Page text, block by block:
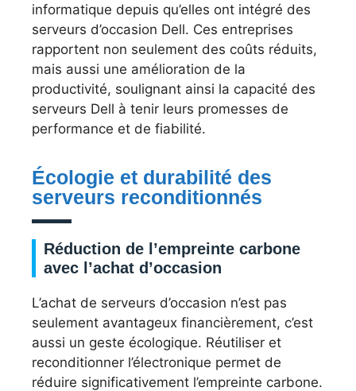
informatique depuis qu’elles ont intégré des
serveurs d’occasion Dell. Ces entreprises
rapportent non seulement des coûts réduits,
mais aussi une amélioration de la
productivité, soulignant ainsi la capacité des
serveurs Dell à tenir leurs promesses de
performance et de fiabilité.
Écologie et durabilité des
serveurs reconditionnés
Réduction de l’empreinte carbone
avec l’achat d’occasion
L’achat de serveurs d’occasion n’est pas
seulement avantageux financièrement, c’est
aussi un geste écologique. Réutiliser et
reconditionner l’électronique permet de
réduire significativement l’empreinte carbone.